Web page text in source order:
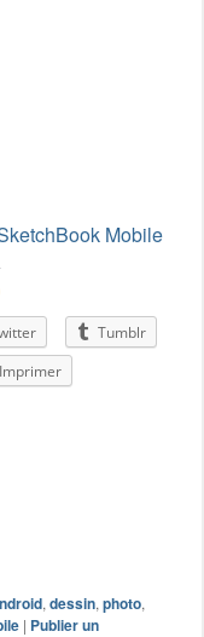
Mobile
Tumblr
Imprimer
, dessin, photo,
| Publier un